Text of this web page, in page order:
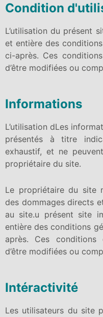
Condition
L’utilisation du présent
et entière des
ci-après. Ces
d’être modifiées ou
Informations
L’utilisation dLes
présentés à titre
exhaustif, et ne
propriétaire du site.
Le propriétaire du site
des dommages directs
au site.u présent site
entière des conditions
après. Ces conditions
d’être modifiées ou
Intéractivité
Les utilisateurs du site